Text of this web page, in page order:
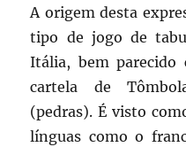
A origem desta
tipo de jogo de
Itália, bem parecido
cartela de
(pedras). É visto
línguas como o